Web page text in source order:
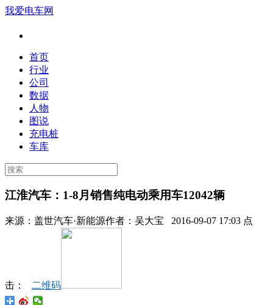
我爱电车网
首页
行业
公司
数据
人物
图说
充电桩
车库
江淮汽车：1-8月销售纯电动乘用车12042辆
来源： 盖世汽车·新能源作者： 吴大宝 2016-09-07 17:03 点
击： 二维码